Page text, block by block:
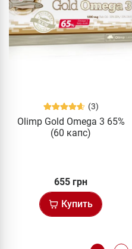
(3)
Olimp Gold Omega 3 65%
(60 капс)
655 грн
Купить